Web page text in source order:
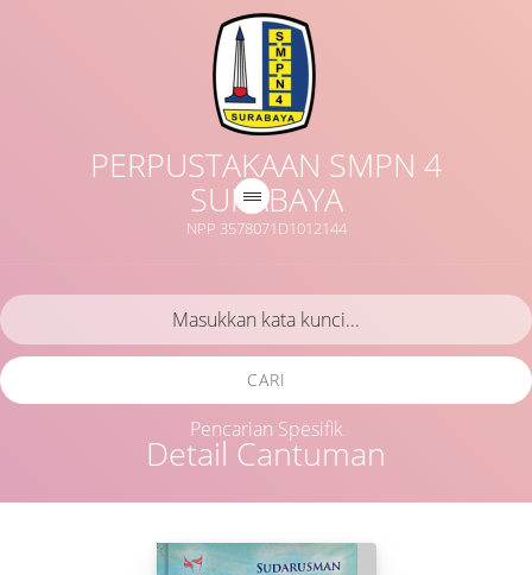
PERPUSTAKAAN SMPN 4
SURABAYA
NPP 3578071D1012144
Detail Cantuman
CARI
Pencarian Spesifik